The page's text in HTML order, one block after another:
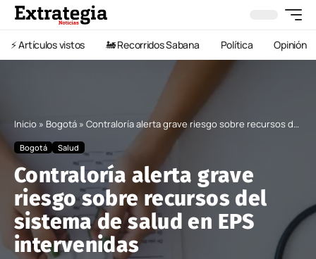
⚡️ Artículos vistos 🚂 Recorridos Sabana Política Opinión
Inicio » Bogotá » Contraloría alerta grave riesgo sobre recursos del sistema de salud en EPS intervenidas
Bogotá Salud
Contraloría alerta grave
riesgo sobre recursos del
sistema de salud en EPS
intervenidas